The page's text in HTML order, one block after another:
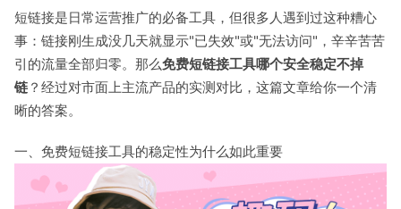
短链接是日常运营推广的必备工具，但很多人遇到过这种糟心
事：链接刚生成没几天就显示"已失效"或"无法访问"，辛辛苦苦
引的流量全部归零。那么免费短链接工具哪个安全稳定不掉
链 ？经过对市面上主流产品的实测对比，这篇文章给你一个清
晰的答案。
一、免费短链接工具的稳定性为什么如此重要